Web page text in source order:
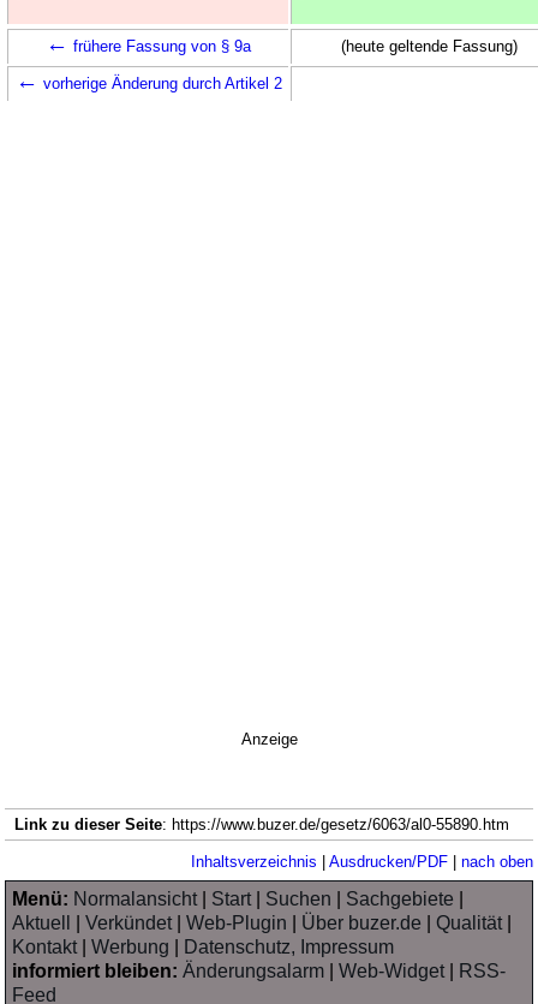
← frühere Fassung von § 9a (heute geltende Fassung)
← vorherige Änderung durch Artikel 2
Anzeige
Link zu dieser Seite: https://www.buzer.de/gesetz/6063/al0-55890.htm
Inhaltsverzeichnis | Ausdrucken/PDF| nach oben
Menü: Normalansicht| Start| Suchen Sachgebiete
Aktuell
|Verkündet|Web-Plugin Über buzer.de |Qualität|
Kontakt|Werbung
Datenschutz, Impressum
informiert bleiben: Änderungsalarm |Web-Widget|
RSS-
Feed